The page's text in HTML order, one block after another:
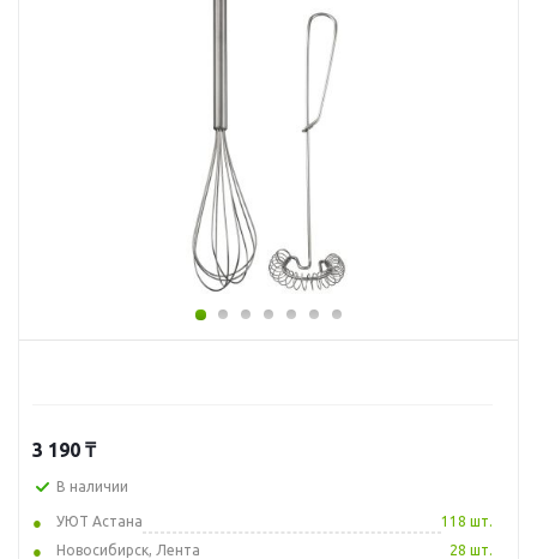
3 190 ₸
В наличии
УЮТ Астана
118 шт.
Новосибирск, Лента
28 шт.